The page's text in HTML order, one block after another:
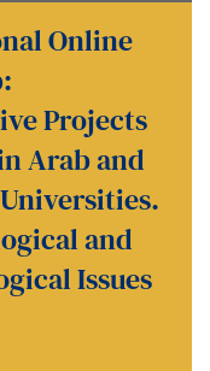
Online
Projects
Arab and
and
Issues